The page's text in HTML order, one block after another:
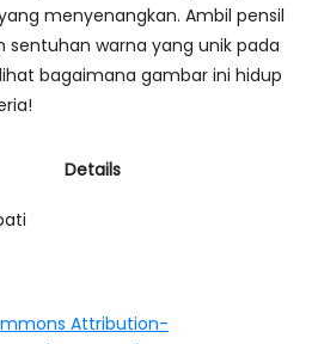
menyenangkan. Ambil pensil
sentuhan warna yang unik pada
bagaimana gambar ini hidup
Details
Attribution-